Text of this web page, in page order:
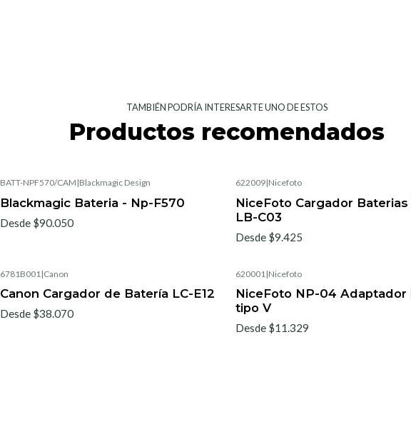
TAMBIÉN PODRÍA INTERESARTE UNO DE ESTOS
Productos recomendados
BATT-NPF570/CAM |Blackmagic Design
Blackmagic Bateria - Np-F570
Desde $90.050
622009|Nicefoto
NiceFoto Cargador Baterias
LB-C03
Desde $9.425
6781B001 |Canon
Canon Cargador de Batería LC-E12
Desde $38.070
620001 |Nicefoto
NiceFoto NP-04 Adaptador
tipo V
Desde $11.329